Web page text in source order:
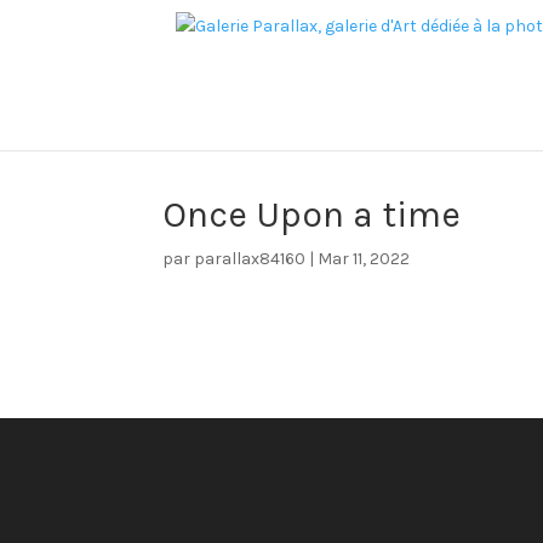
Once Upon a time
par parallax84160 | Mar 11, 2022